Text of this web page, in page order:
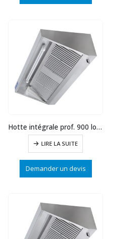
Hotte intégrale prof. 900 long.1000
LIRE LA SUITE
Demander un devis